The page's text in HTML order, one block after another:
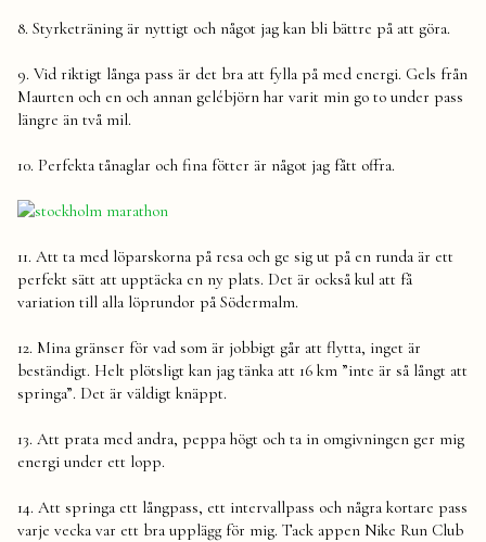
8. Styrketräning är nyttigt och något jag kan bli bättre på att göra.
9. Vid riktigt långa pass är det bra att fylla på med energi. Gels från
Maurten och en och annan gelébjörn har varit min go to under pass
längre än två mil.
10. Perfekta tånaglar och fina fötter är något jag fått offra.
11. Att ta med löparskorna på resa och ge sig ut på en runda är ett
perfekt sätt att upptäcka en ny plats. Det är också kul att få
variation till alla löprundor på Södermalm.
12. Mina gränser för vad som är jobbigt går att flytta, inget är
beständigt. Helt plötsligt kan jag tänka att 16 km ”inte är så långt att
springa”. Det är väldigt knäppt.
13. Att prata med andra, peppa högt och ta in omgivningen ger mig
energi under ett lopp.
14. Att springa ett långpass, ett intervallpass och några kortare pass
varje vecka var ett bra upplägg för mig. Tack appen Nike Run Club